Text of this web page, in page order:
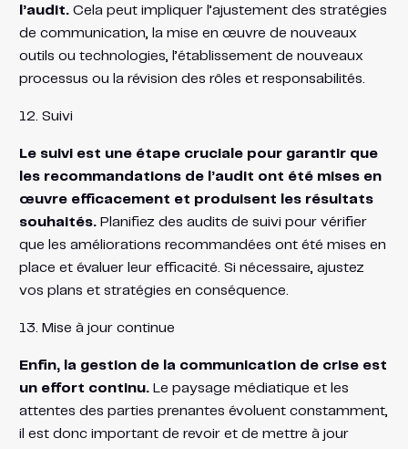
l’audit.Cela peut impliquer l’ajustement des stratégies
de communication, la mise en œuvre de nouveaux
outils ou technologies, l’établissement de nouveaux
processus ou la révision des rôles et responsabilités.
12. Suivi
Le suivi est une étape cruciale pour garantir que
les recommandations de l’audit ont été mises en
œuvre efficacement et produisent les résultats
souhaités.Planifiez des audits de suivi pour vérifier
que les améliorations recommandées ont été mises en
place et évaluer leur efficacité. Si nécessaire, ajustez
vos plans et stratégies en conséquence.
13. Mise à jour continue
Enfin, la gestion de la communication de crise est
un effort continu.Le paysage médiatique et les
attentes des parties prenantes évoluent constamment,
il est donc important de revoir et de mettre à jour